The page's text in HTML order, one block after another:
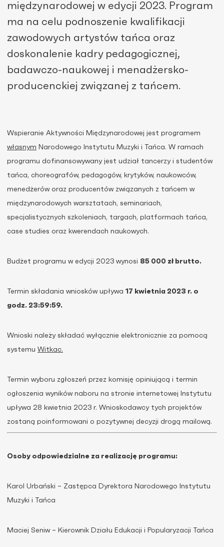
międzynarodowej w edycji 2023. Program
ma na celu podnoszenie kwalifikacji
zawodowych artystów tańca oraz
doskonalenie kadry pedagogicznej,
badawczo-naukowej i menadżersko-
producenckiej związanej z tańcem.
Wspieranie Aktywności Międzynarodowej jest programem
własnym Narodowego Instytutu Muzyki i Tańca. W ramach
programu dofinansowywany jest udział tancerzy i studentów
tańca, choreografów, pedagogów, krytyków, naukowców,
menedżerów oraz producentów związanych z tańcem w
międzynarodowych warsztatach, seminariach,
specjalistycznych szkoleniach, targach, platformach tańca,
case studies oraz kwerendach naukowych.
Budżet programu w edycji 2023 wynosi 85 000 zł brutto.
Termin składania wniosków upływa 17 kwietnia 2023 r. o
godz. 23:59:59.
Wnioski należy składać wyłącznie elektronicznie za pomocą
systemu Witkac.
Termin wyboru zgłoszeń przez komisję opiniującą i termin
ogłoszenia wyników naboru na stronie internetowej Instytutu
upływa 28 kwietnia 2023 r. Wnioskodawcy tych projektów
zostaną poinformowani o pozytywnej decyzji drogą mailową.
Osoby odpowiedzialne za realizację programu:
Karol Urbański – Zastępca Dyrektora Narodowego Instytutu
Muzyki i Tańca
Maciej Seniw – Kierownik Działu Edukacji i Popularyzacji Tańca